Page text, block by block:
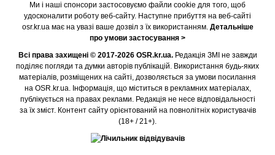
Ми і наші спонсори застосовуємо файли cookie для того, щоб
удосконалити роботу веб-сайту. Наступне прибуття на веб-сайті
osr.kr.ua має на увазі ваше дозвіл з їх використанням. Детальніше
про умови застосування >
Всі права захищені © 2017-2026 OSR.kr.ua.Редакція ЗМІ не завжди
поділяє погляди та думки авторів публікацій. Використання будь-яких
матеріалів, розміщених на сайті, дозволяється за умови посилання
на OSR.kr.ua. Інформація, що міститься в рекламних матеріалах,
публікується на правах реклами. Редакція не несе відповідальності
за їх зміст. Контент сайту орієнтований на повнолітніх користувачів
(18+ / 21+).